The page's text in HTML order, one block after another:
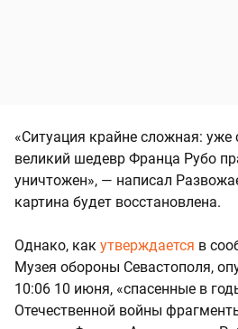
«Ситуация крайне сложная: уже
великий шедевр Франца Рубо
уничтожен», — написал
картина будет восстановлена.
Однако, как утверждается в
Музея обороны Севастополя,
10:06 10 июня, «спасенные в
Отечественной войны